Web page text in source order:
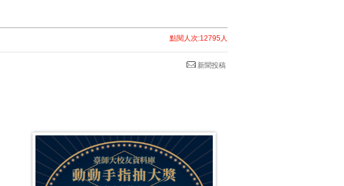
點閱人次:12795人
新聞投稿